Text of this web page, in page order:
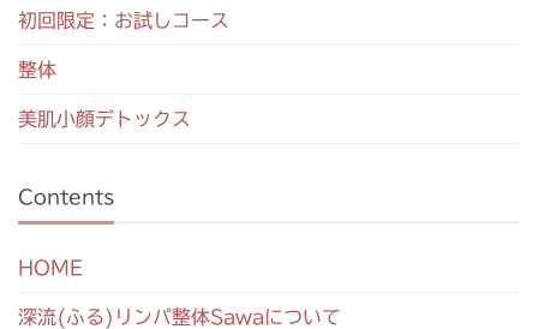
初回限定：お試しコース
整体
美肌小顔デトックス
Contents
HOME
深流(ふる)リンパ整体Sawaについて